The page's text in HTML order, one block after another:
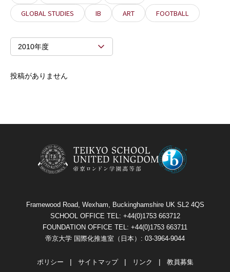
GLOBAL STUDIES
IB ART FOOTBALL
2010年度
投稿がありません
Framewood Road, Wexham, Buckinghamshire UK SL2 4QS
SCHOOL OFFICE TEL: +44(0)1753 663712
FOUNDATION OFFICE TEL: +44(0)1753 663711
帝京大学 国際化推進室（日本）: 03-3964-9044
ポリシー サイトマップ リンク 教員募集